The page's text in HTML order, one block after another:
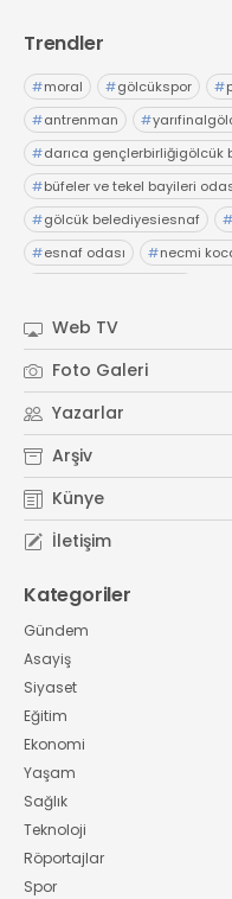
Trendler
#moral #gölcükspor #
#antrenman #
#darıca gençlerbirliğigölcük
#büfeler ve tekel bayileri
#gölcük belediyesiesnaf #
#esnaf odası #necmi
Web TV
Foto Galeri
Yazarlar
Arşiv
Künye
İletişim
Kategoriler
Gündem
Asayiş
Siyaset
Eğitim
Ekonomi
Yaşam
Sağlık
Teknoloji
Röportajlar
Spor